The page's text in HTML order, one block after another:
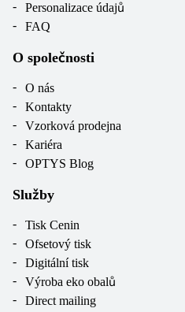
Personalizace údajů
FAQ
O společnosti
O nás
Kontakty
Vzorková prodejna
Kariéra
OPTYS Blog
Služby
Tisk Cenin
Ofsetový tisk
Digitální tisk
Výroba eko obalů
Direct mailing